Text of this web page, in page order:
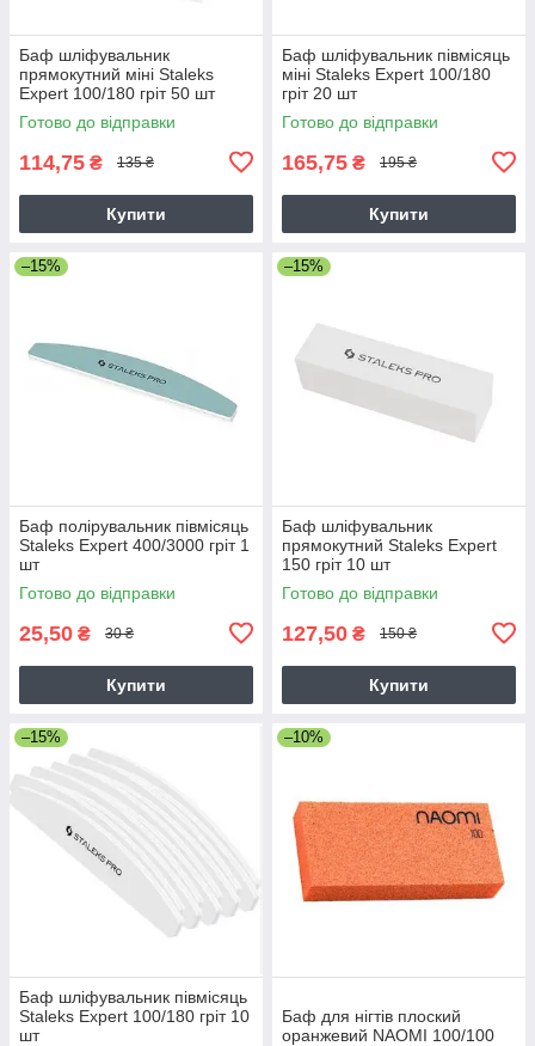
Баф шліфувальник
прямокутний міні Staleks
Expert 100/180 гріт 50 шт
Готово до відправки
114,75 ₴ 135 ₴
Купити
Баф шліфувальник півмісяць
міні Staleks Expert 100/180
гріт 20 шт
Готово до відправки
165,75 ₴ 195 ₴
Купити
–15%
Баф полірувальник півмісяць
Staleks Expert 400/3000 гріт 1
шт
Готово до відправки
25,50 ₴ 30 ₴
Купити
–15%
Баф шліфувальник
прямокутний Staleks Expert
150 гріт 10 шт
Готово до відправки
127,50 ₴ 150 ₴
Купити
–15%
Баф шліфувальник півмісяць
Staleks Expert 100/180 гріт 10
шт
–10%
Баф для нігтів плоский
оранжевий NAOMI 100/100